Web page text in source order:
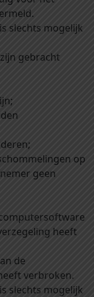
slechts mogelijk
gebracht
op
geen
heeft
de
verbroken.
slechts mogelijk